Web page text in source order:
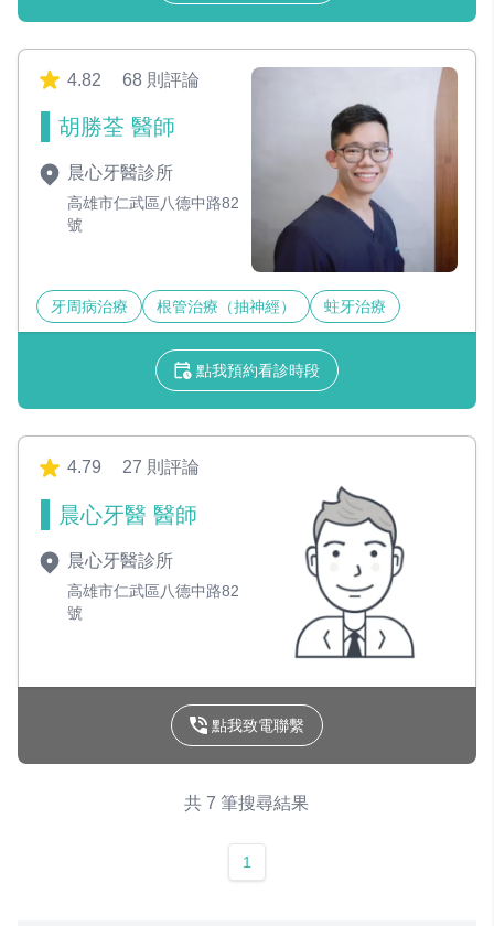
4.82 68 則評論
胡勝荃 醫師
晨心牙醫診所
高雄市仁武區八德中路82
號
牙周病治療 根管治療（抽神經） 蛀牙治療
點我預約看診時段
4.79 27 則評論
晨心牙醫 醫師
晨心牙醫診所
高雄市仁武區八德中路82
號
點我致電聯繫
共 7 筆搜尋結果
1